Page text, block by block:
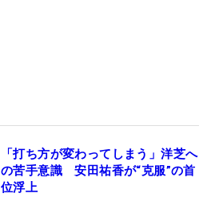
「打ち方が変わってしまう」洋芝へ
の苦手意識 安田祐香が“克服”の首
位浮上